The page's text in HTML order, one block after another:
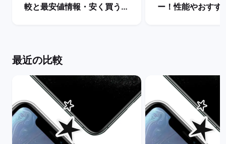
較と最安値情報・安く買う方
ー！性能やおすす
最近の比較